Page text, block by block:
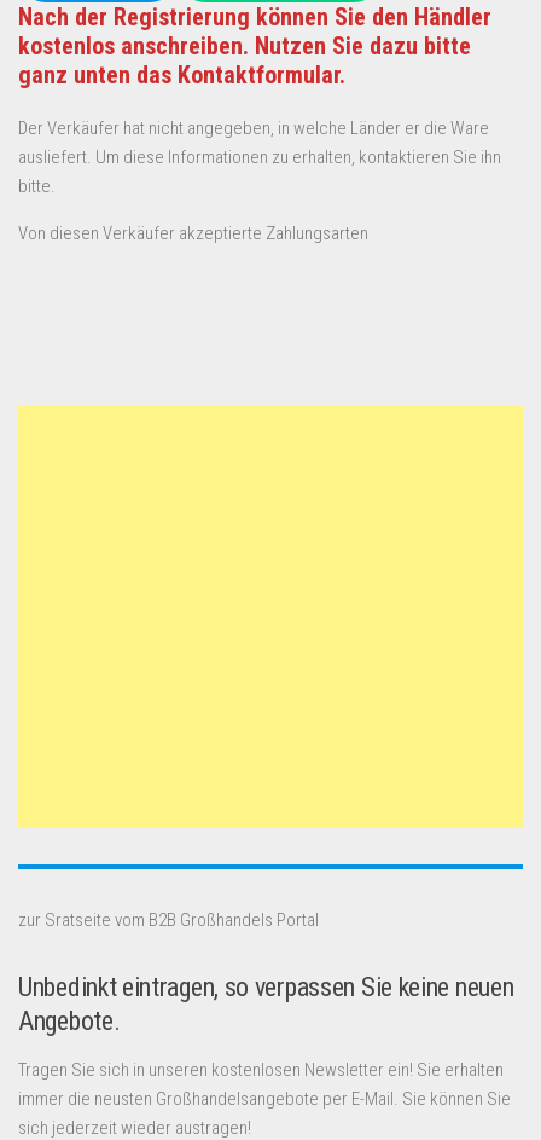
Nach der Registrierung können Sie den Händler
kostenlos anschreiben. Nutzen Sie dazu bitte
ganz unten das Kontaktformular.
Der Verkäufer hat nicht angegeben, in welche Länder er die Ware
ausliefert. Um diese Informationen zu erhalten, kontaktieren Sie ihn
bitte.
Von diesen Verkäufer akzeptierte Zahlungsarten
zur Sratseite vom B2B Großhandels Portal
Unbedinkt eintragen, so verpassen Sie keine neuen
Angebote.
Tragen Sie sich in unseren kostenlosen Newsletter ein! Sie erhalten
immer die neusten Großhandelsangebote per E-Mail. Sie können Sie
sich jederzeit wieder austragen!